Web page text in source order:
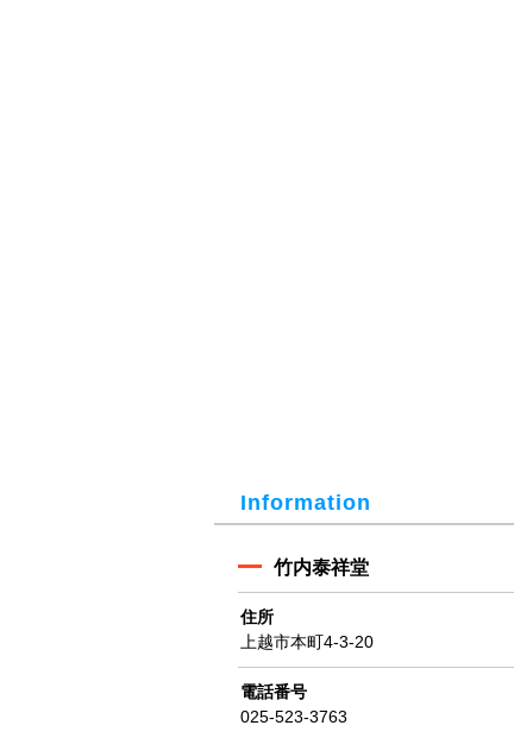
Information
竹内泰祥堂
住所
上越市本町4-3-20
電話番号
025-523-3763